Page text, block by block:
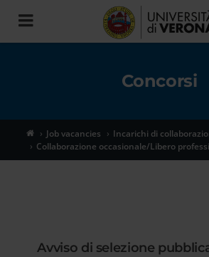
Toggle
navigation
Concorsi
Job vacancies
Incarichi di
Collaborazione occasionale/Libero
Avviso di selezione